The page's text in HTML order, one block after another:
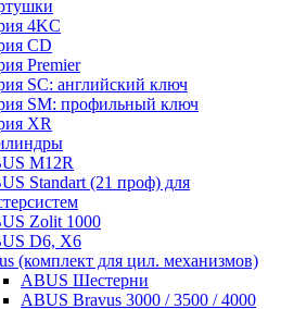
4KC
CD
Premier
SC: английский ключ
SM: профильный ключ
XR
M12R
Standart (21 проф) для
Zolit 1000
D6, X6
(комплект для цил. механизмов)
ABUS Шестерни
ABUS Bravus 3000 / 3500 / 4000